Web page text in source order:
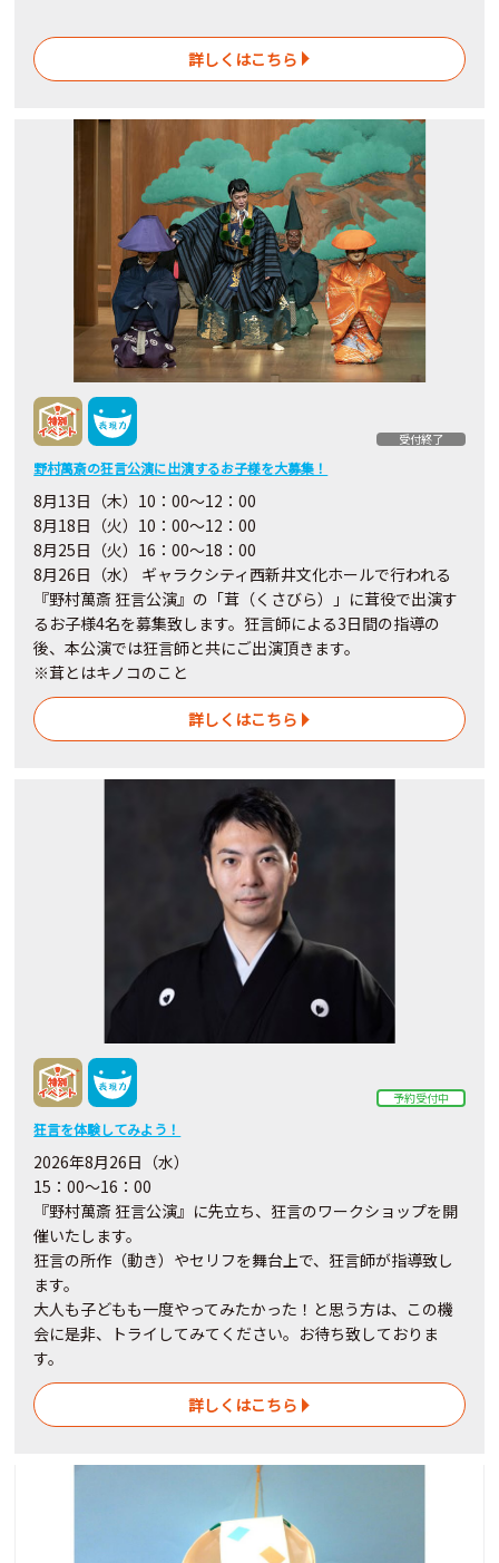
詳しくはこちら
受付終了
野村萬斎の狂言公演に出演するお子様を大募集！
8月13日（木）10：00〜12：00
8月18日（火）10：00〜12：00
8月25日（火）16：00～18：00
8月26日（水） ギャラクシティ西新井文化ホールで行われる
『野村萬斎 狂言公演』の「茸（くさびら）」に茸役で出演す
るお子様4名を募集致します。狂言師による3日間の指導の
後、本公演では狂言師と共にご出演頂きます。
※茸とはキノコのこと
詳しくはこちら
予約受付中
狂言を体験してみよう！
2026年8月26日（水）
15：00～16：00
『野村萬斎 狂言公演』に先立ち、狂言のワークショップを開
催いたします。
狂言の所作（動き）やセリフを舞台上で、狂言師が指導致し
ます。
大人も子どもも一度やってみたかった！と思う方は、この機
会に是非、トライしてみてください。お待ち致しておりま
す。
詳しくはこちら